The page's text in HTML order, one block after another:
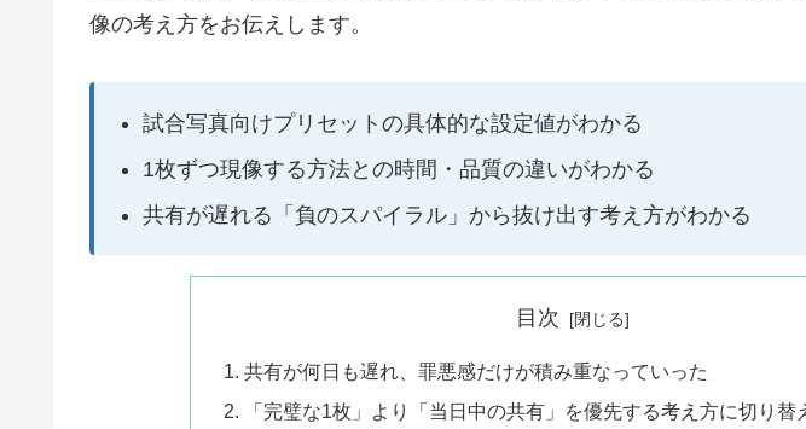
像の考え方をお伝えします。
試合写真向けプリセットの具体的な設定値がわかる
1枚ずつ現像する方法との時間・品質の違いがわかる
共有が遅れる「負のスパイラル」から抜け出す考え方がわかる
目次
共有が何日も遅れ、罪悪感だけが積み重なっていった
「完璧な1枚」より「当日中の共有」を優先する考え方に切り替